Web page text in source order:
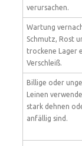
verursachen.
Wartung
Schmutz, Rost
trockene Lager
Verschleiß.
Billige oder
Leinen
stark dehnen
anfällig sind.